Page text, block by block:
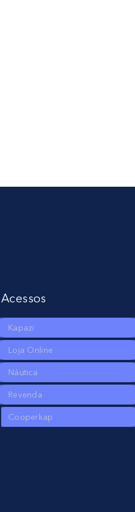
Acessos
Kapazi
Loja Online
Náutica
Revenda
Cooperkap